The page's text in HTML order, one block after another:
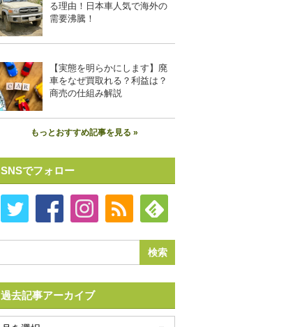
る理由！日本車人気で海外の
需要沸騰！
【実態を明らかにします】廃
車をなぜ買取れる？利益は？
商売の仕組み解説
もっとおすすめ記事を見る »
SNSでフォロー
過去記事アーカイブ